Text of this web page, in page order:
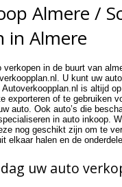
Almere /
in Almere
verkopen in de buurt van
U kunt uw
is altijd
exporteren of te gebruiken
auto. Ook auto’s die
in auto inkoop.
nog geschikt zijn om te
elkaar halen en de
uw auto